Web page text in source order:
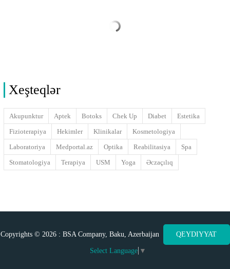
Xeşteqlər
Akupunktur Aptek Botoks Chek Up Diabet
Estetika
Fizioterapiya
Hekimler Klinikalar
Kosmetologiya
Laboratoriya
Medportal.az Optika Reabilitasiya
Spa
Stomatologiya
Terapiya USM Yoga Əczaçılıq
Copyrights © 2026 : BSA Company, Baku, Azerbaijan QEYDIYYAT
Select Language ▼